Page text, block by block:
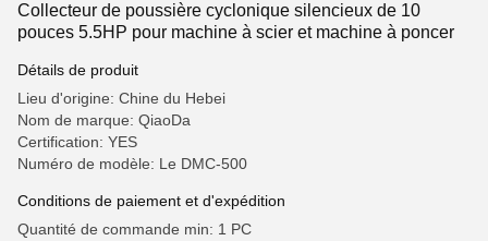
Collecteur de poussière cyclonique silencieux de 10
pouces 5.5HP pour machine à scier et machine à poncer
Détails de produit
Lieu d'origine: Chine du Hebei
Nom de marque: QiaoDa
Certification: YES
Numéro de modèle: Le DMC-500
Conditions de paiement et d'expédition
Quantité de commande min: 1 PC